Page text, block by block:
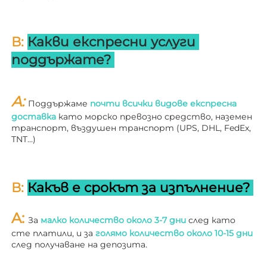
В: Какви експресни услуги
поддържате?
A: Поддържаме почти всички видове експресна
доставка като морско превозно средство, наземен
транспорт, въздушен транспорт (UPS, DHL, FedEx,
TNT…)
В: Какъв е срокът за изпълнение?
A: За малко количество около 3-7 дни след като
сте платили, и за
след получаване на депозита.